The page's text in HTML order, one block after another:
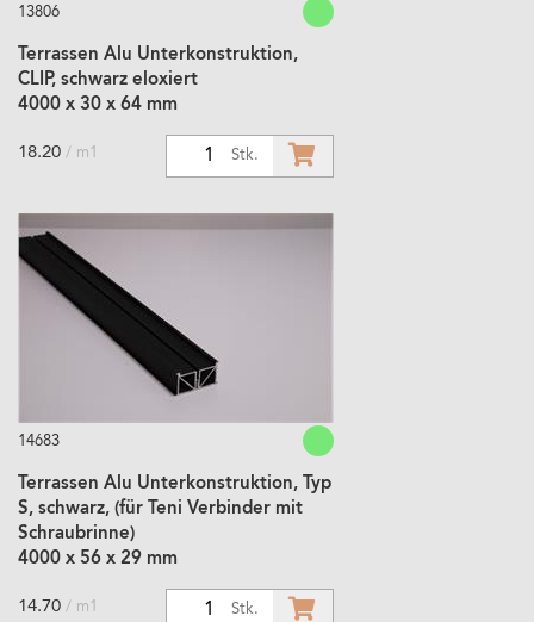
13806
Terrassen Alu Unterkonstruktion,
CLIP, schwarz eloxiert
4000 x 30 x 64 mm
Stk.
18.20 / m1
14683
Terrassen Alu Unterkonstruktion, Typ
S, schwarz, (für Teni Verbinder mit
Schraubrinne)
4000 x 56 x 29 mm
Stk.
14.70 / m1